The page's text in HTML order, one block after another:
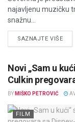
najavljenu muzičku
snažnu...
SAZNAJTE VIŠE
Novi „Sam u
Culkin
BY MIŠKO PETROVIĆ
FILM